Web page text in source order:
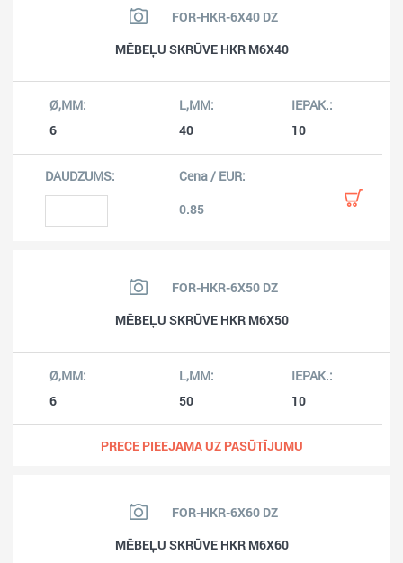
FOR-HKR-6X40 DZ
MĒBEĻU SKRŪVE HKR M6X40
6 40 10
0.85
FOR-HKR-6X50 DZ
MĒBEĻU SKRŪVE HKR M6X50
6 50 10
PRECE PIEEJAMA UZ PASŪTĪJUMU
FOR-HKR-6X60 DZ
MĒBEĻU SKRŪVE HKR M6X60